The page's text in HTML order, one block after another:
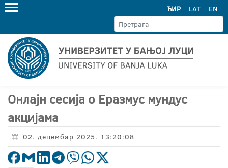
ЋИР LAT EN
Онлајн сесија о Еразмус мундус
акцијама
02. децембар 2025. 13:20:08